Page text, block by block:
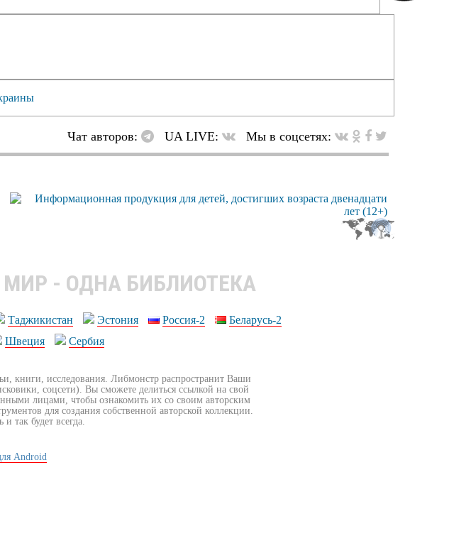
Чат авторов: UA LIVE: Мы в соцсетях:
- ОДНА БИБЛИОТЕКА
Таджикистан Эстония Россия-2
Беларусь-2
Швеция Сербия
книги, исследования. Либмонстр распространит Ваши
соцсети). Вы сможете делиться ссылкой на свой
лицами, чтобы ознакомить их со своим авторским
для создания собственной авторской коллекции.
так будет всегда.
Android